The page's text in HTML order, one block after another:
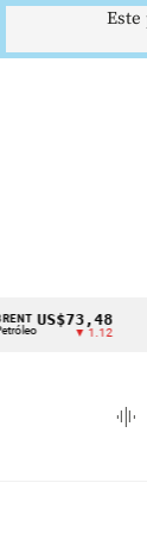
Cintillo
indicadores
económicos
▼ 1.12
ORO
Onza
graphic_eq